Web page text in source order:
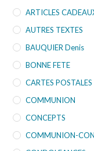
ARTICLES
AUTRES TEXTES
BAUQUIER Denis
BONNE FETE
CARTES POSTALES
COMMUNION
CONCEPTS
COMMUNION-